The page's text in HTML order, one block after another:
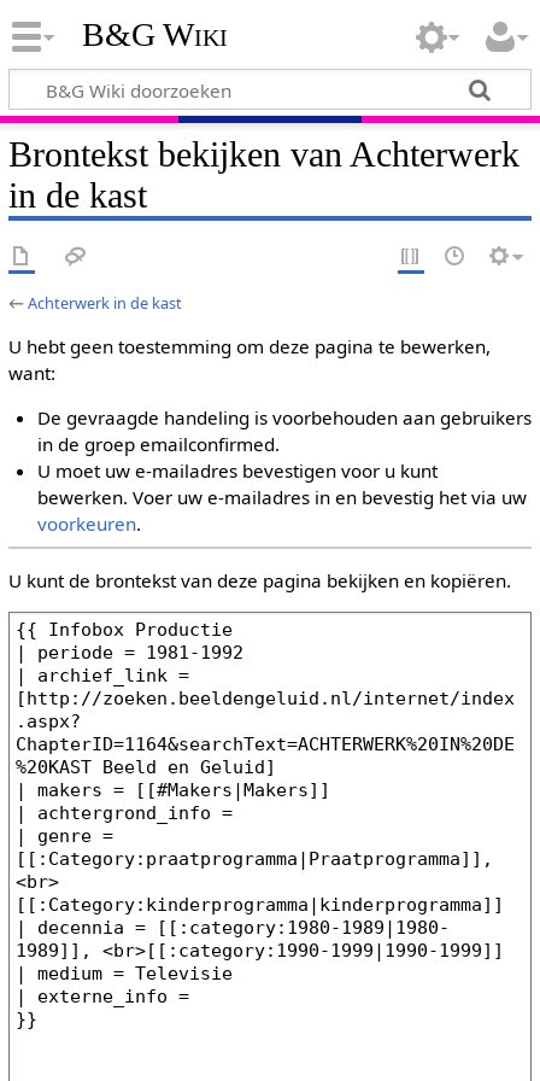
B&G Wiki
Brontekst bekijken van Achterwerk
in de kast
←Achterwerk in de kast
U hebt geen toestemming om deze pagina te bewerken,
want:
De gevraagde handeling is voorbehouden aan gebruikers
in de groep emailconfirmed.
U moet uw e-mailadres bevestigen voor u kunt
bewerken. Voer uw e-mailadres in en bevestig het via uw
voorkeuren.
U kunt de brontekst van deze pagina bekijken en kopiëren.